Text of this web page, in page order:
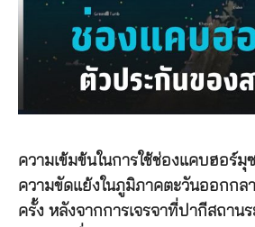
ความเข้มข้นในการใช้ช่องแคบฮอร์มุ
ความขัดแย้งในภูมิภาคตะวันออกกล
ครั้ง หลังจากการเจรจาที่ปากีสถาน